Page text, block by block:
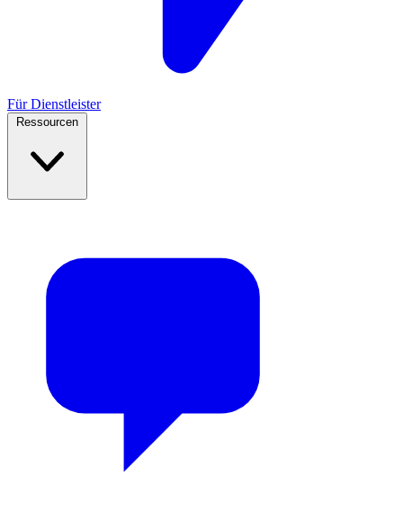
Für Dienstleister